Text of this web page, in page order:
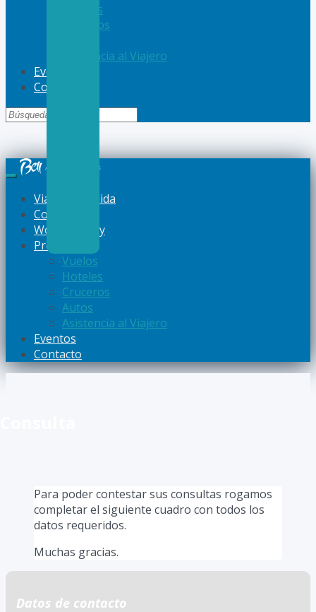
Hoteles
Cruceros
Asistencia al Viajero
Eventos
Contacto
Viajes a Medida
Corporativo
Women Away
Productos
Vuelos
Hoteles
Cruceros
Autos
Asistencia al Viajero
Eventos
Contacto
Para poder contestar sus consultas rogamos
completar el siguiente cuadro con todos los
datos requeridos.
Muchas gracias.
Datos de contacto